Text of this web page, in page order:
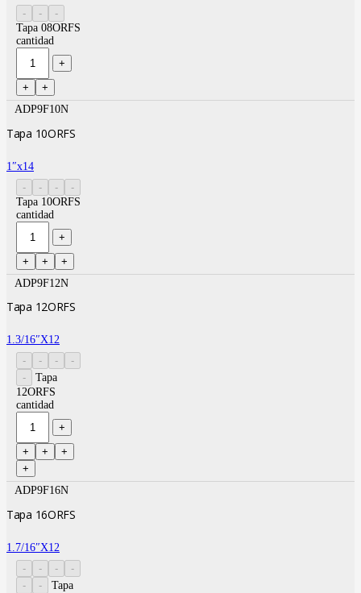
Tapa 08ORFS
cantidad
ADP9F10N
Tapa 10ORFS
1″x14
Tapa 10ORFS
cantidad
ADP9F12N
Tapa 12ORFS
1.3/16″X12
Tapa
12ORFS
cantidad
ADP9F16N
Tapa 16ORFS
1.7/16″X12
Tapa